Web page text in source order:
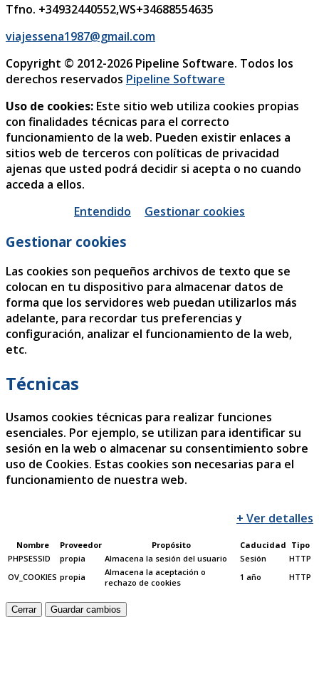
Tfno. +34932440552,WS+34688554635
viajessena1987@gmail.com
Copyright © 2012-2026 Pipeline Software. Todos los
derechos reservados Pipeline Software
Uso de cookies: Este sitio web utiliza cookies propias
con finalidades técnicas para el correcto
funcionamiento de la web. Pueden existir enlaces a
sitios web de terceros con políticas de privacidad
ajenas que usted podrá decidir si acepta o no cuando
acceda a ellos.
Entendido
Gestionar cookies
Gestionar cookies
Las cookies son pequeños archivos de texto que se
colocan en tu dispositivo para almacenar datos de
forma que los servidores web puedan utilizarlos más
adelante, para recordar tus preferencias y
configuración, analizar el funcionamiento de la web,
etc.
Técnicas
Usamos cookies técnicas para realizar funciones
esenciales. Por ejemplo, se utilizan para identificar su
sesión en la web o almacenar su consentimiento sobre
uso de Cookies. Estas cookies son necesarias para el
funcionamiento de nuestra web.
+ Ver detalles
Nombre Proveedor Propósito Caducidad Tipo
PHPSESSID
propia Almacena la sesión del usuario Sesión
HTTP
OV_COOKIES propia
Almacena la aceptación o
rechazo de cookies
1 año HTTP
Cerrar Guardar cambios